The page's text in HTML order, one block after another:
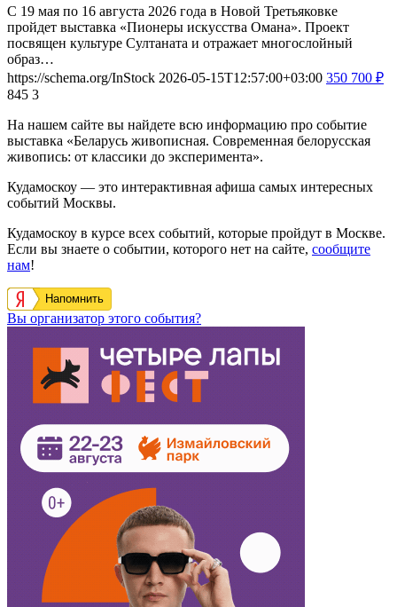
С 19 мая по 16 августа 2026 года в Новой Третьяковке
пройдет выставка «Пионеры искусства Омана». Проект
посвящен культуре Султаната и отражает многослойный
образ…
https://schema.org/InStock 2026-05-15T12:57:00+03:00 350 700 ₽
845 3
На нашем сайте вы найдете всю информацию про событие
выставка «Беларусь живописная. Современная белорусская
живопись: от классики до эксперимента».
Кудамоскоу — это интерактивная афиша самых интересных
событий Москвы.
Кудамоскоу в курсе всех событий, которые пройдут в Москве.
Если вы знаете о событии, которого нет на сайте, сообщите
нам!
Напомнить
Вы организатор этого события?